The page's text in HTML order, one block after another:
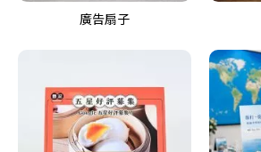
廣告扇子